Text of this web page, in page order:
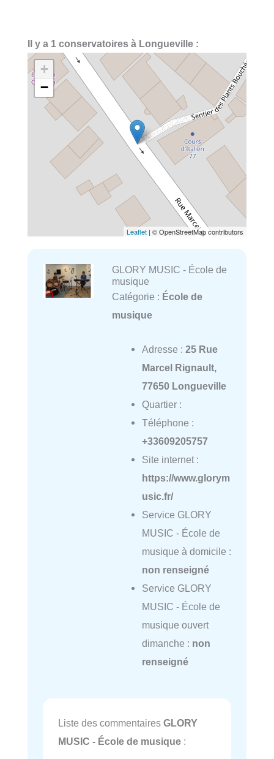
Il y a 1 conservatoires à Longueville :
+
−
Leaflet | © OpenStreetMap contributors
GLORY MUSIC - École de
musique
Catégorie : École de
musique
Adresse : 25 Rue
Marcel Rignault,
77650 Longueville
Quartier :
Téléphone :
+33609205757
Site internet :
https://www.glorym
usic.fr/
Service GLORY
MUSIC - École de
musique à domicile :
non renseigné
Service GLORY
MUSIC - École de
musique ouvert
dimanche : non
renseigné
Liste des commentaires GLORY
MUSIC - École de musique :